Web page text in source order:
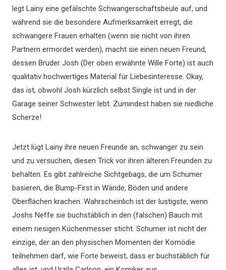
legt Lainy eine gefälschte Schwangerschaftsbeule auf, und
während sie die besondere Aufmerksamkeit erregt, die
schwangere Frauen erhalten (wenn sie nicht von ihren
Partnern ermordet werden), macht sie einen neuen Freund,
dessen Bruder Josh (Der oben erwähnte Wille Forte) ist auch
qualitativ hochwertiges Material für Liebesinteresse. Okay,
das ist, obwohl Josh kürzlich selbst Single ist und in der
Garage seiner Schwester lebt. Zumindest haben sie niedliche
Scherze!
Jetzt lügt Lainy ihre neuen Freunde an, schwanger zu sein
und zu versuchen, diesen Trick vor ihren älteren Freunden zu
behalten. Es gibt zahlreiche Sichtgebags, die um Schumer
basieren, die Bump-First in Wände, Böden und andere
Oberflächen krachen. Wahrscheinlich ist der lustigste, wenn
Joshs Neffe sie buchstäblich in den (falschen) Bauch mit
einem riesigen Küchenmesser sticht. Schumer ist nicht der
einzige, der an den physischen Momenten der Komödie
teilnehmen darf, wie Forte beweist, dass er buchstäblich für